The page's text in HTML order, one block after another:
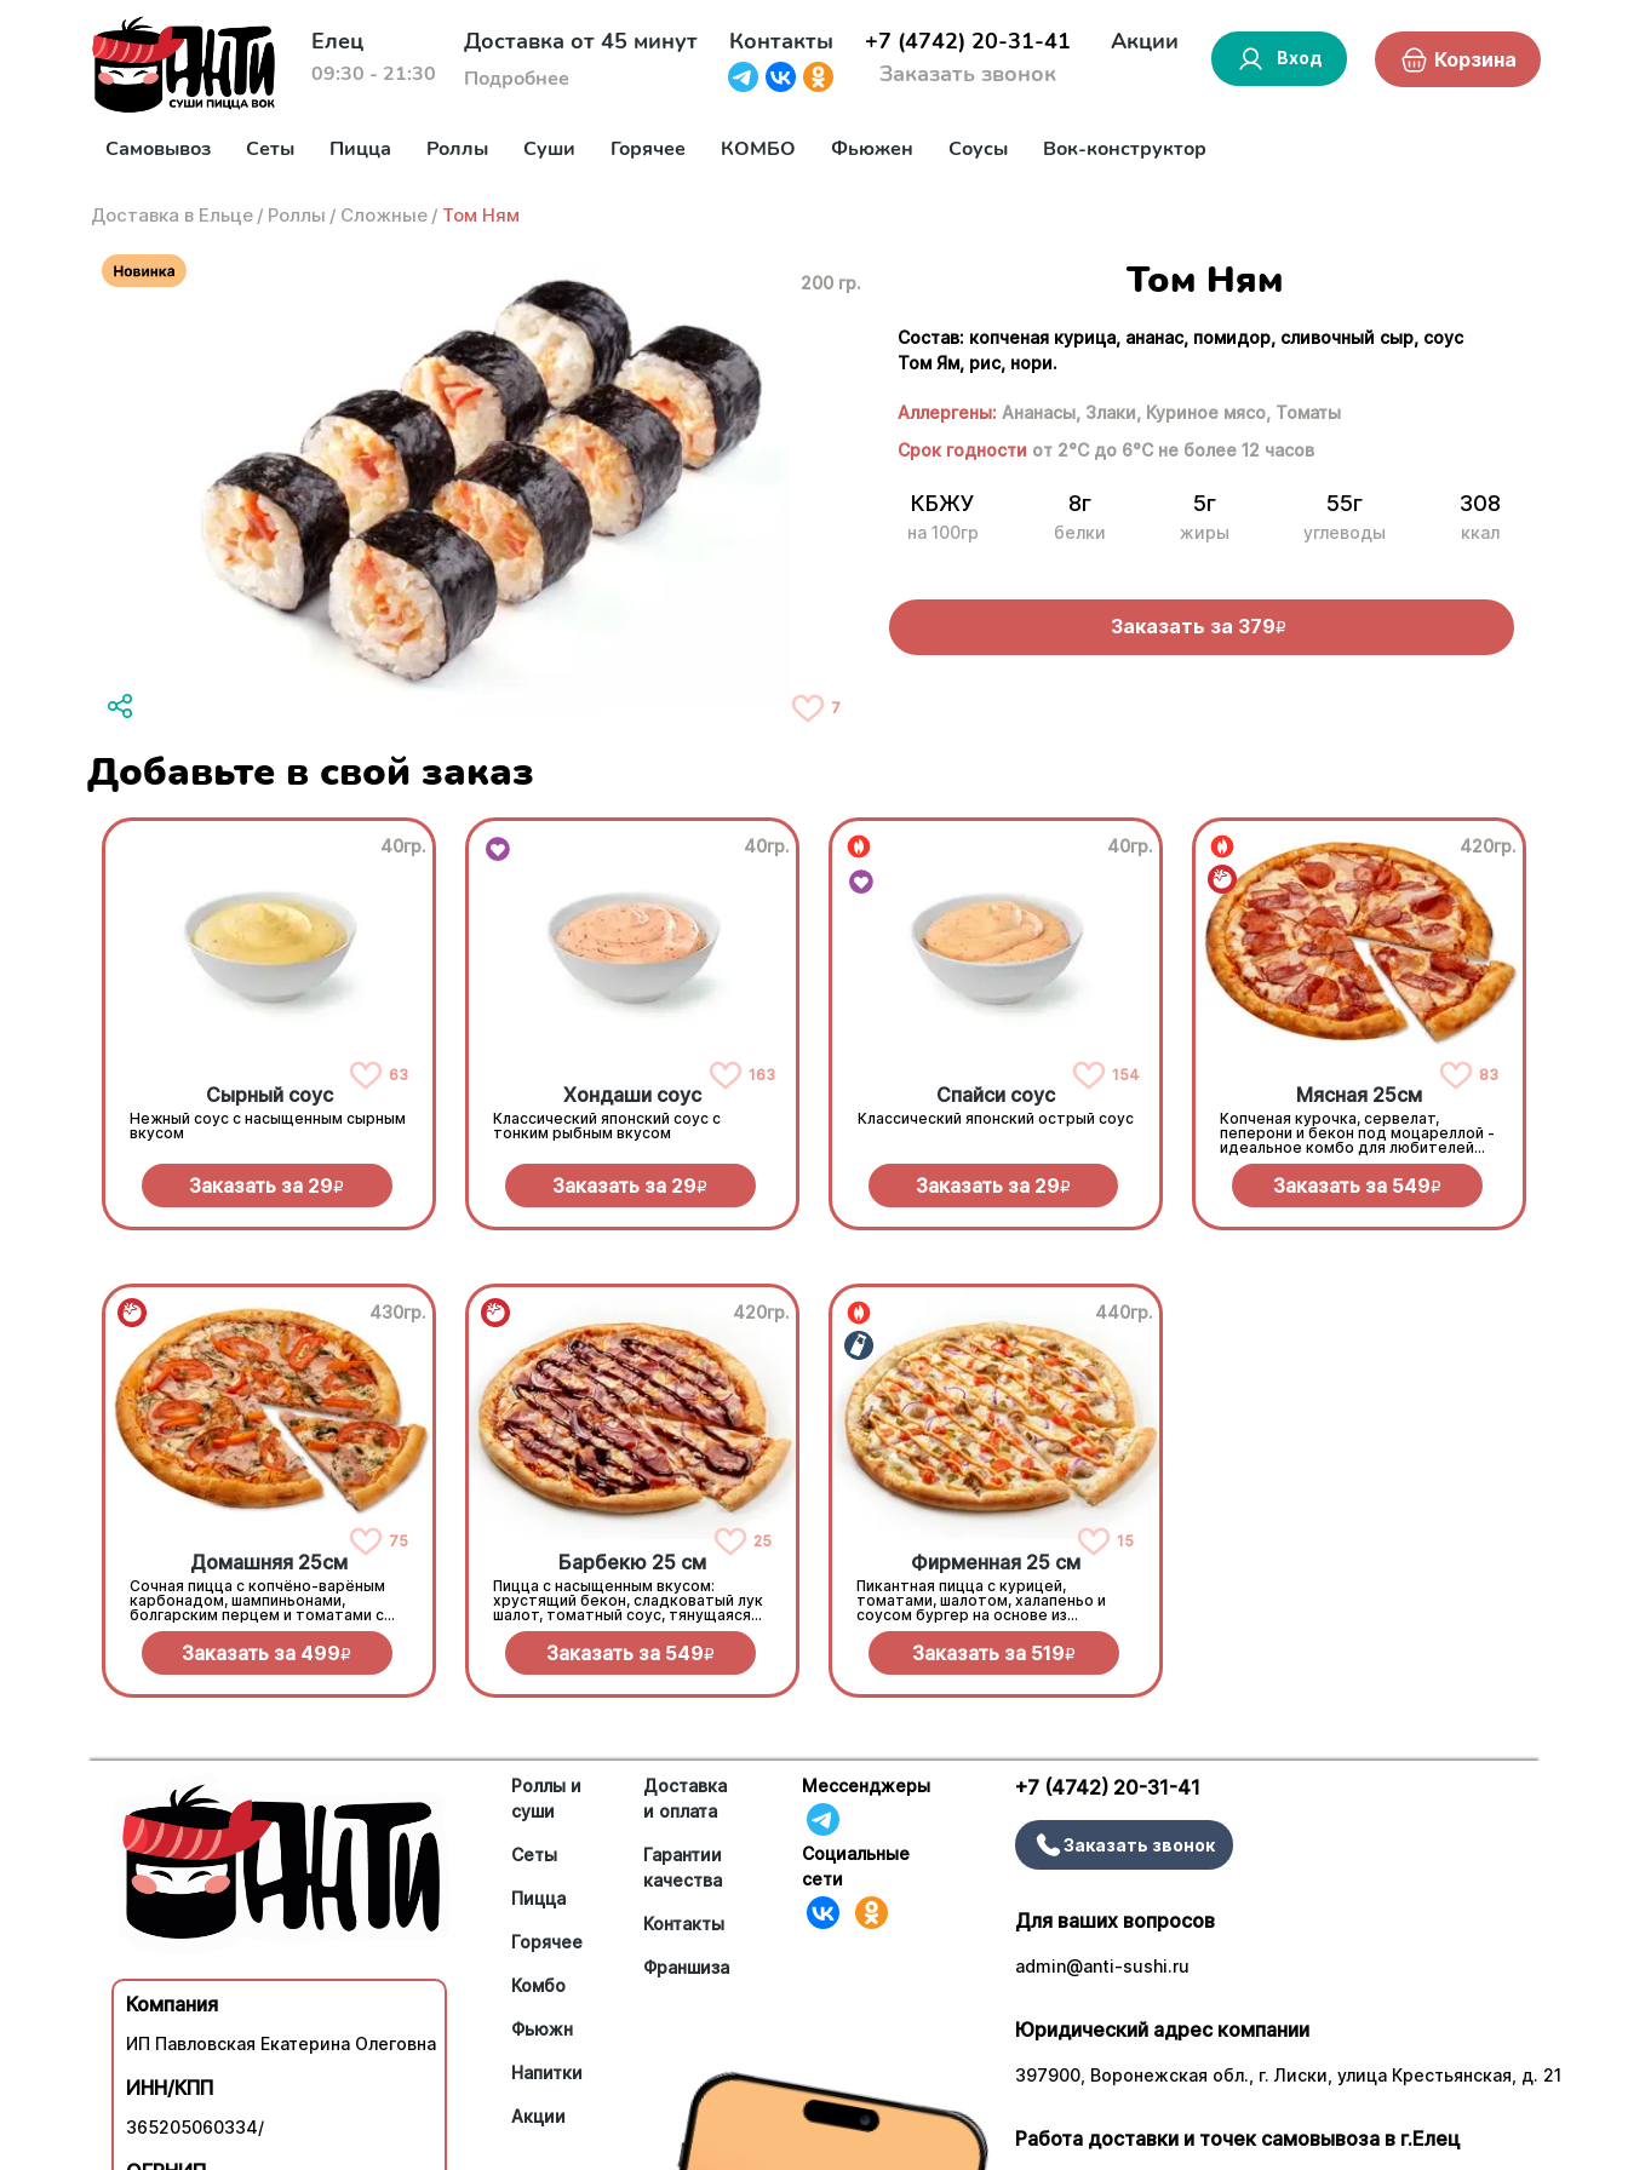
Елец
09:30 - 21:30
Доставка от 45 минут
Подробнее
Контакты
+7 (4742) 20-31-41
Заказать звонок
Акции
Вход Корзина
Самовывоз Сеты Пицца Роллы Суши Горячее КОМБО Фьюжен Соусы Вок-конструктор
Доставка в Ельце / Роллы / Сложные / Том Ням
200 гр.
7
Том Ням
Состав: копченая курица, ананас, помидор, сливочный сыр, соус
Том Ям, рис, нори.
Аллергены: Ананасы, Злаки, Куриное мясо, Томаты
Срок годности от 2°С до 6°С не более 12 часов
КБЖУ
на 100гр
8г
белки
5г
жиры
55г
углеводы
308
ккал
Заказать за 379R
Добавьте в свой заказ
40гр.
63
Сырный соус
Нежный соус с насыщенным сырным
вкусом
Заказать за 29R
40гр.
163
Хондаши соус
Классический японский соус с
тонким рыбным вкусом
Заказать за 29R
40гр.
154
Спайси соус
Классический японский острый соус
Заказать за 29R
420гр.
83
Мясная 25см
Копченая курочка, сервелат,
пеперони и бекон под моцареллой -
идеальное комбо для любителей
всего мясного!
Заказать за 549R
430гр.
75
Домашняя 25см
Сочная пицца с копчёно-варёным
карбонадом, шампиньонами,
болгарским перцем и томатами с
зеленью под моцареллой
Заказать за 499R
420гр.
25
Барбекю 25 см
Пицца с насыщенным вкусом:
хрустящий бекон, сладковатый лук
шалот, томатный соус, тянущаяся
моцарелла и дымный прянный соус
барбекю.Заказать за 549R
440гр.
15
Фирменная 25 см
Пикантная пицца с курицей,
томатами, шалотом, халапеньо и
соусом бургер на основе из
сливочного соуса и моцареллы.
Заказать за 519R
Компания
ИП Павловская Екатерина Олеговна
ИНН/КПП
365205060334/
Роллы и
суши
Сеты
Пицца
Горячее
Комбо
Фьюжн
Напитки
Акции
Доставка
и оплата
Гарантии
качества
Контакты
Франшиза
Мессенджеры
Социальные
сети
+7 (4742) 20-31-41
Заказать звонок
Для ваших вопросов
admin@anti-sushi.ru
Юридический адрес компании
397900, Воронежская обл., г. Лиски, улица Крестьянская, д. 21
Работа доставки и точек самовывоза в г.Елец